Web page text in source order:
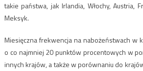
takie państwa, jak Irlandia, Włochy, Austria,
Meksyk.
Miesięczna frekwencja na nabożeństwach w
o co najmniej 20 punktów procentowych w
innych krajów, a także w porównaniu do